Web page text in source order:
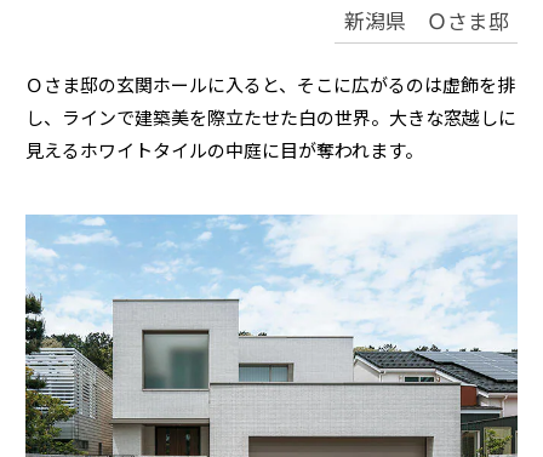
売る [MISAWA RELAY]
住まいの売却
これから住まいをご検討の方
多彩な動画やこだわりが詰まった建築実例、注目の最新情報など、住
まいづくりを楽しく学べるデジタルラウンジです。
ホームラウンジ 新築・戸建て
これから土地活用・賃貸経営をご検討の方
土地活用の基礎から長期安定経営を目指すオーナー様まで、賃貸経営
に役立つ多彩な情報を幅広くお届けします。
これからリフォームをご検討の方
ームの具体策とアイデアを豊富にご用意しています。
ホームラウンジ リフォーム
分譲用地
すべてのフィールドに新しい価値をデザインし、持続可能な未来志向
のまちづくりを実現していきます。
ミサワゼネラルソリューション
ミサワホームオーナーさま・リフォーム工事ご契約者さまとミサワホ
ームを結ぶコミュニケーションサイト。お得・便利・安心なコンテン
ツや、ミサワホームからの大切なお知らせなど配信しています。
ミサワオーナーズクラブ
環境活動
採用情報
新卒者採用
中途採用
障がい者採用
ウエルネス事業
新潟県 Ｏさま邸
Ｏさま邸の玄関ホールに入ると、そこに広がるのは虚飾を排
し、ラインで建築美を際立たせた白の世界。大きな窓越しに
見えるホワイトタイルの中庭に目が奪われます。